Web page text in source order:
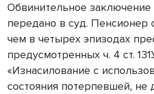
Обвинительное
передано в суд. Пенсионер
чем в четырех эпизодах
предусмотренных ч. 4 ст.
«Изнасилование с
состояния потерпевшей, не